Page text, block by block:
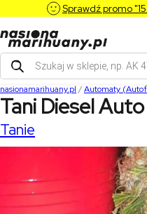
Sprawdź promo
Wyszukiwarka
produktów
nasionamarihuany.pl /Automaty
Tani Diesel
Tanie